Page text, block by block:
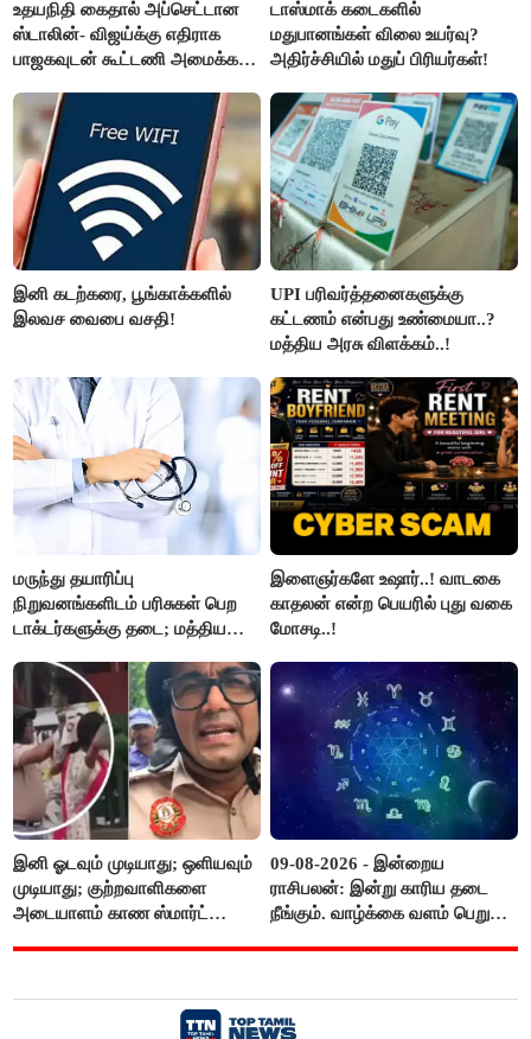
உதயநிதி கைதால் அப்செட்டான
ஸ்டாலின்- விஜய்க்கு எதிராக
பாஜகவுடன் கூட்டணி அமைக்க
டாஸ்மாக் கடைகளில்
மதுபானங்கள் விலை உயர்வு?
அதிர்ச்சியில் மதுப் பிரியர்கள்!
இனி கடற்கரை, பூங்காக்களில்
இலவச வைபை வசதி!
UPI பரிவர்த்தனைகளுக்கு
கட்டணம் என்பது உண்மையா..?
மத்திய அரசு விளக்கம்..!
மருந்து தயாரிப்பு
நிறுவனங்களிடம் பரிசுகள் பெற
டாக்டர்களுக்கு தடை; மத்திய
இளைஞர்களே உஷார்..! வாடகை
காதலன் என்ற பெயரில் புது வகை
மோசடி..!
இனி ஓடவும் முடியாது; ஒளியவும்
முடியாது; குற்றவாளிகளை
அடையாளம் காண ஸ்மார்ட்
09-08-2026 - இன்றைய
ராசிபலன்: இன்று காரிய தடை
நீங்கும். வாழ்க்கை வளம் பெறும்.